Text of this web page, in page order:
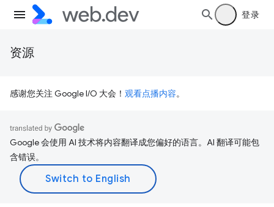
登录
资源
感谢您关注 Google I/O 大会！ 观看点播内容。
Google 会使用 AI 技术将内容翻译成您偏好的语言。AI 翻译可能包
含错误。